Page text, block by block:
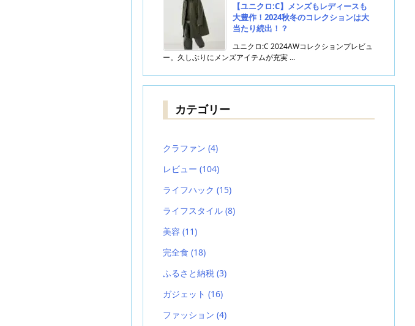
【ユニクロ:C】メンズもレディースも
大豊作！2024秋冬のコレクションは大
当たり続出！？
ユニクロ:C 2024AWコレクションプレビュ
ー。久しぶりにメンズアイテムが充実 ...
カテゴリー
クラファン (4)
レビュー (104)
ライフハック (15)
ライフスタイル (8)
美容 (11)
完全食 (18)
ふるさと納税 (3)
ガジェット (16)
ファッション (4)